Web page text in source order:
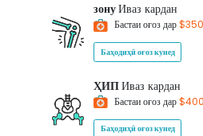
зонуИваз кардан
Бастаи оғоз дар
Баҳодиҳӣ оғоз кунед
ҲИПИваз кардан
Бастаи оғоз дар
Баҳодиҳӣ оғоз кунед